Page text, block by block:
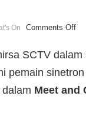
On Comments Off
SCTV dalam
pemain sinetron
Meet and